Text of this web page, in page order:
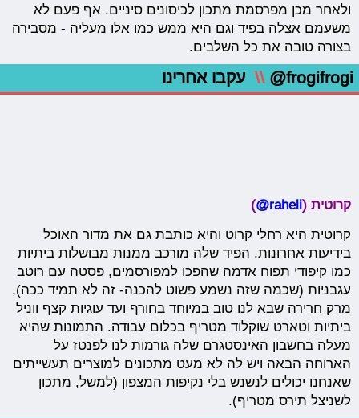
ולאחר מכן מפרסמת מתכון לכיסונים סיניים. אף פעם לא
משעמם אצלה בפיד וגם היא ממש כמו אלו מעליה - מסבירה
בצורה טובה את כל השלבים.
@frogifrogi
\\ עקבו אחרינו
קרוטית (raheli@
)
קרוטית היא רחלי קרוט והיא כותבת גם את מדור האוכל
בידיעות אחרונות. הפיד שלה מורכב ממנות מבושלות ביתיות
כמו קיפודי תפוח אדמה שהפכו למפורסמים, פסטה עם רוטב
עגבניות (שכמה שזה נשמע פשוט להכנה- זה לא תמיד ככה),
מרק חרירה שבא לנו טוב במיוחד בחורף ועד עוגיות קצף ווניל
ביתיות וטארט שוקלוד מטריף בכלום עבודה. התמונות שהיא
מעלה בחשבון האינסטגרם שלה גורמות לנו לפנטז על
הארוחה הבאה ויש לה לא מעט מתכונים למוצרים תעשייתים
שאנחנו יכולים לנשנש בלי נקיפות המצפון (למשל, מתכון
לשניצל תירס מטריף).